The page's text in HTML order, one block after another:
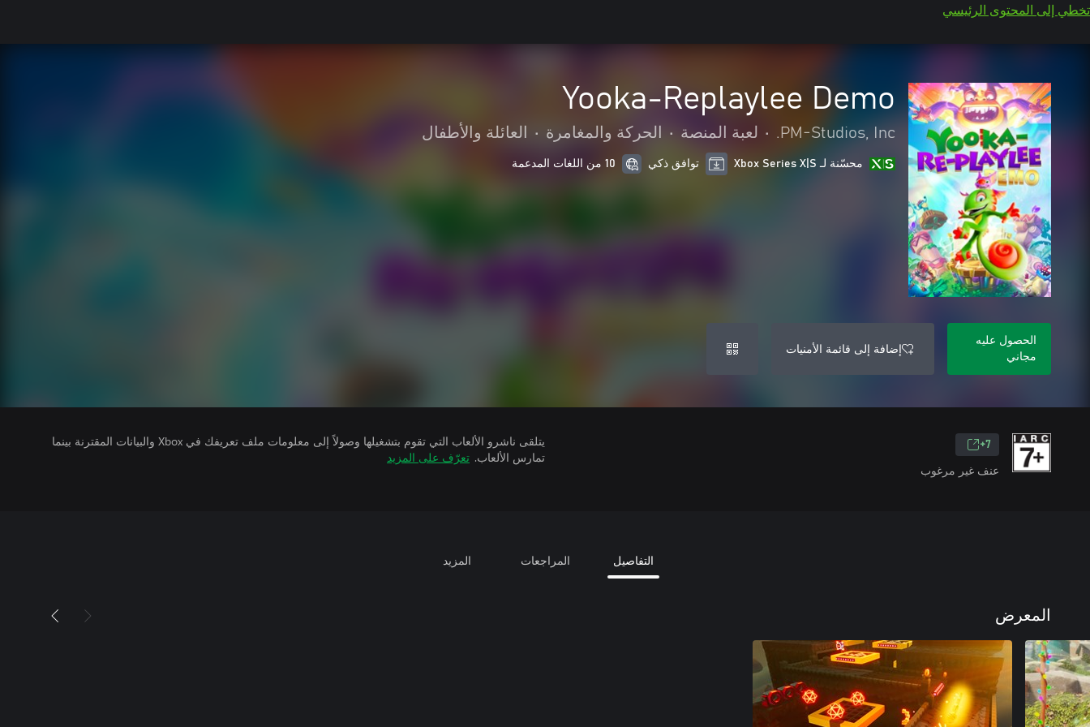
تخطي إلى المحتوى الرئيسي
Yooka-Replaylee Demo
PM-Studios, Inc.
• لعبة المنصة • الحركة والمغامرة • العائلة والأطفال
محسّنة لـ Xbox Series X|S توافق ذكي 10 من اللغات المدعمة
الحصول عليه
مجاني
إضافة إلى قائمة الأمنيات
7+
عنف غير مرغوب
يتلقى ناشرو الألعاب التي تقوم بتشغيلها وصولاً إلى معلومات ملف تعريفك في Xbox والبيانات المقترنة بينما
تمارس الألعاب. تعرّف على المزيد
التفاصيل المراجعات المزيد
المعرض